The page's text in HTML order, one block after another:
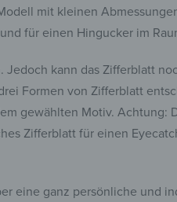
mit kleinen
für einen Hingucker im
kann das Zifferblatt
Formen von Zifferblatt
gewählten Motiv.
Zifferblatt für einen
eine ganz persönliche und